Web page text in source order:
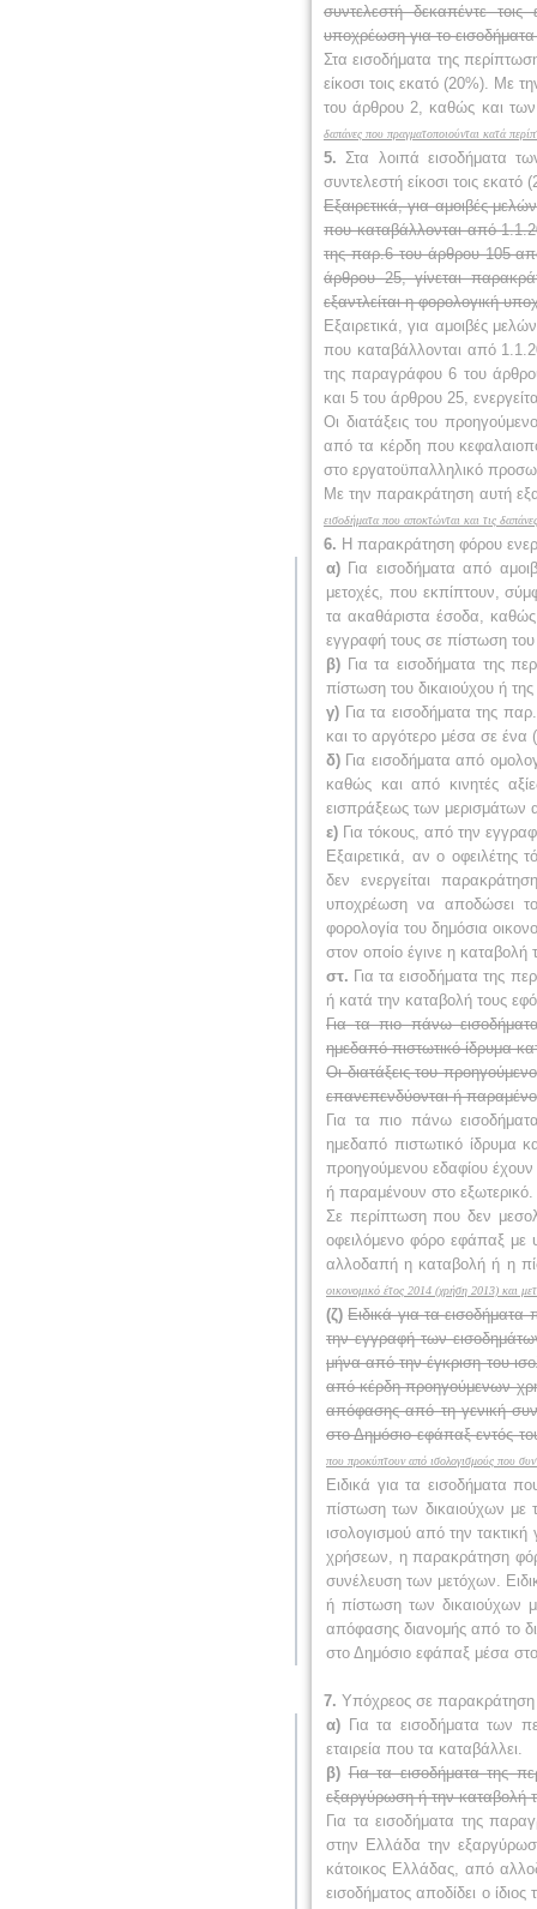
συντελεστή δεκαπέντε
υποχρέωση για το
Στα εισοδήματα της
είκοσι τοις εκατό (20%). Με
του άρθρου 2, καθώς και
δαπάνες που πραγματοποιούνται κατά
5. Στα λοιπά εισοδήματα
συντελεστή είκοσι τοις
Εξαιρετικά, για αμοιβές
που καταβάλλονται από
της παρ.6 του άρθρου 105
άρθρου 25, γίνεται
εξαντλείται η φορολογική
Εξαιρετικά, για αμοιβές
που καταβάλλονται από
της παραγράφου 6 του
και 5 του άρθρου 25,
Οι διατάξεις του
από τα κέρδη που
στο εργατοϋπαλληλικό
Με την παρακράτηση αυτή
εισοδήματα που αποκτώνται και τις
6. Η παρακράτηση φόρου
α) Για εισοδήματα από
μετοχές, που εκπίπτουν,
τα ακαθάριστα έσοδα,
εγγραφή τους σε πίστωση του
β) Για τα εισοδήματα της
πίστωση του δικαιούχου ή
γ) Για τα εισοδήματα της
και το αργότερο μέσα σε
δ) Για εισοδήματα από
καθώς και από κινητές
εισπράξεως των μερισμάτων
ε) Για τόκους, από την
Εξαιρετικά, αν ο οφειλέτης
δεν ενεργείται
υποχρέωση να αποδώσει
φορολογία του δημόσια
στον οποίο έγινε η
στ. Για τα εισοδήματα της
ή κατά την καταβολή τους
Για τα πιο πάνω
ημεδαπό πιστωτικό ίδρυμα
Οι διατάξεις του
επανεπενδύονται ή
Για τα πιο πάνω
ημεδαπό πιστωτικό ίδρυμα
προηγούμενου εδαφίου
ή παραμένουν στο εξωτερικό.
Σε περίπτωση που δεν
οφειλόμενο φόρο εφάπαξ με
αλλοδαπή η καταβολή ή η
οικονομικό έτος 2014 (χρήση 2013) και
(ζ) Ειδικά για τα
την εγγραφή των
μήνα από την έγκριση του
από κέρδη προηγούμενων
απόφασης από τη γενική
στο Δημόσιο εφάπαξ εντός
που προκύπτουν από ισολογισμούς που
Ειδικά για τα εισοδήματα
πίστωση των δικαιούχων με
ισολογισμού από την
χρήσεων, η παρακράτηση
συνέλευση των μετόχων.
ή πίστωση των δικαιούχων
απόφασης διανομής από το
στο Δημόσιο εφάπαξ μέσα
7. Υπόχρεος σε παρακράτηση
α) Για τα εισοδήματα των
εταιρεία που τα καταβάλλει.
β) Για τα εισοδήματα της
εξαργύρωση ή την καταβολή
Για τα εισοδήματα της
στην Ελλάδα την
κάτοικος Ελλάδας, από
εισοδήματος αποδίδει ο